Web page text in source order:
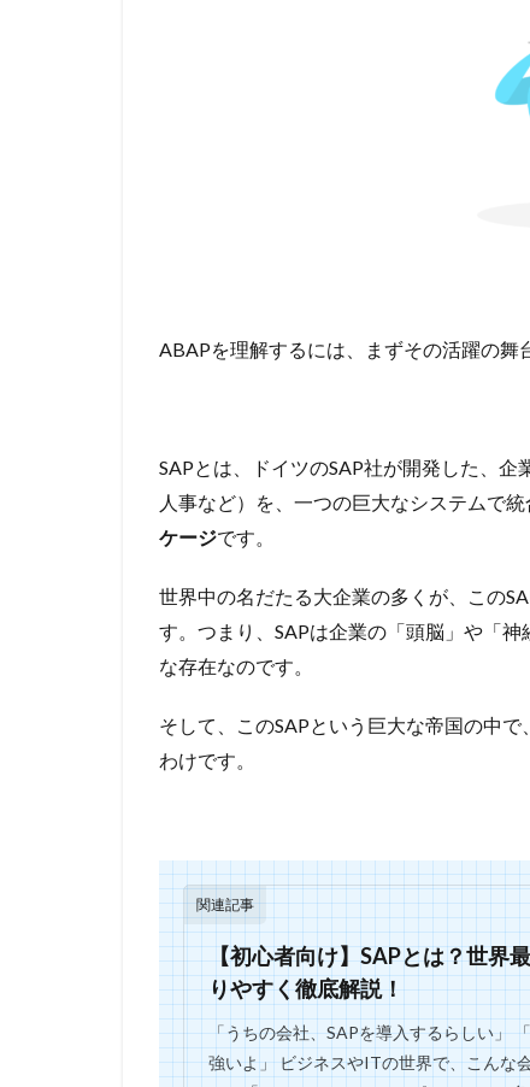
ABAPを理解するには、まずその活躍の舞
SAPとは、ドイツのSAP社が開発した、企
人事など）を、一つの巨大なシステムで
ケージです。
世界中の名だたる大企業の多くが、この
す。つまり、SAPは企業の「頭脳」や「
な存在なのです。
そして、このSAPという巨大な帝国の中
わけです。
関連記事
【初心者向け】SAPとは？世界
りやすく徹底解説！
「うちの会社、SAPを導入するらしい」
強いよ」 ビジネスやITの世界で、こんな